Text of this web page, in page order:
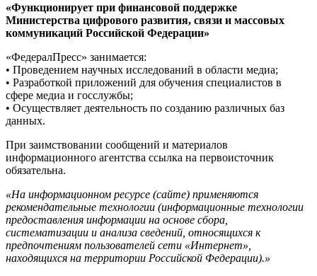
«Функционирует при финансовой поддержке
Министерства цифрового развития, связи и массовых
коммуникаций Российской Федерации»
«ФедералПресс» занимается:
• Проведением научных исследований в области медиа;
• Разработкой приложений для обучения специалистов в
сфере медиа и госслужбы;
• Осуществляет деятельность по созданию различных баз
данных.
При заимствовании сообщений и материалов
информационного агентства ссылка на первоисточник
обязательна.
«На информационном ресурсе (сайте) применяются
рекомендательные технологии (информационные технологии
предоставления информации на основе сбора,
систематизации и анализа сведений, относящихся к
предпочтениям пользователей сети «Интернет»,
находящихся на территории Российской Федерации).»